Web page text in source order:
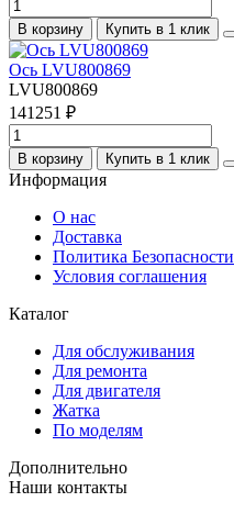
В корзину Купить в 1 клик
Ось LVU800869
LVU800869
141251 ₽
В корзину Купить в 1 клик
Информация
О нас
Доставка
Политика Безопасности
Условия соглашения
Каталог
Для обслуживания
Для ремонта
Для двигателя
Жатка
По моделям
Дополнительно
Наши контакты